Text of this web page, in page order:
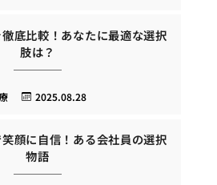
底比較！あなたに最適な選択
肢は？
2025.08.28
顔に自信！ある会社員の選択
物語